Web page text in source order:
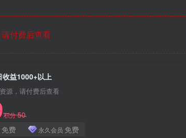
付费后查看
益1000+以上
源，请付费后查看
积分50
免费 永久会员 免费